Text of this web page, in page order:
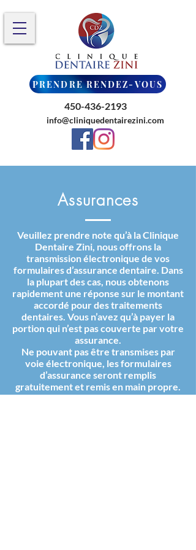
450-436-2193
info@cliniquedentairezini.com
PRENDRE RENDEZ-VOUS
Assurances
Veuillez prendre note qu’à la Clinique
Dentaire Zini, nous offrons la
transmission électronique de vos
formulaires d’assurance dentaire. Dans
la plupart des cas, nous obtenons
rapidement une réponse sur le montant
accordé pour des traitements
dentaires. Vous n’avez qu’à payer la
portion qui n’est pas couverte par votre
assurance.
Ne pouvant pas être transmises par
voie électronique, les formulaires
d’assurance seront remplis
gratuitement et remis en main propre.
Par la suite, votre responsabilité sera